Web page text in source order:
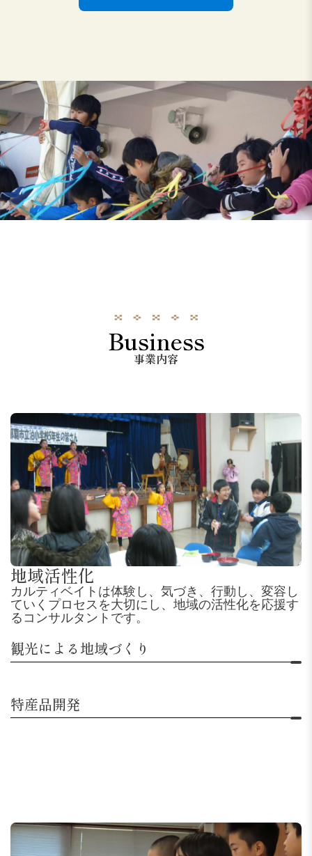
Business
事業内容
地域活性化
カルティベイトは体験し、気づき、行動し、変容し
ていくプロセスを大切にし、地域の活性化を応援す
るコンサルタントです。
観光による地域づくり
特産品開発